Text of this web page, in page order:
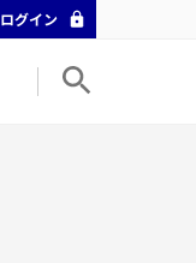
ログイン